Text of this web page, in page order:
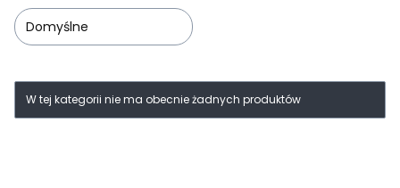
Domyślne
Lista produktów
W tej kategorii nie ma obecnie żadnych produktów